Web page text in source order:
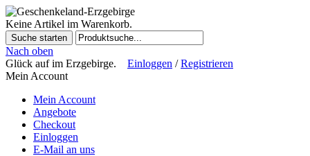
Keine Artikel im Warenkorb.
Suche starten
Nach oben
Glück auf im Erzgebirge.
Einloggen /Registrieren
Mein Account
Mein Account
Angebote
Checkout
Einloggen
E-Mail an uns